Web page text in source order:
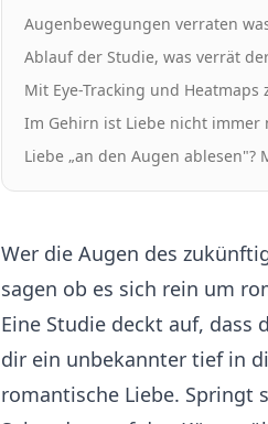
Augenbewegungen verraten
Ablauf der Studie, was verrät
Mit Eye-Tracking und
Im Gehirn ist Liebe nicht immer
Liebe „an den Augen ablesen"?
Wer die Augen des
sagen ob es sich rein um
Eine Studie deckt auf,
dir ein unbekannter tief in
romantische Liebe. Springt